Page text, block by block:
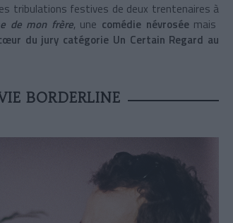
tribulations festives de deux trentenaires à
de mon frère, une comédie névrosée mais
du jury catégorie Un Certain Regard au
BORDERLINE